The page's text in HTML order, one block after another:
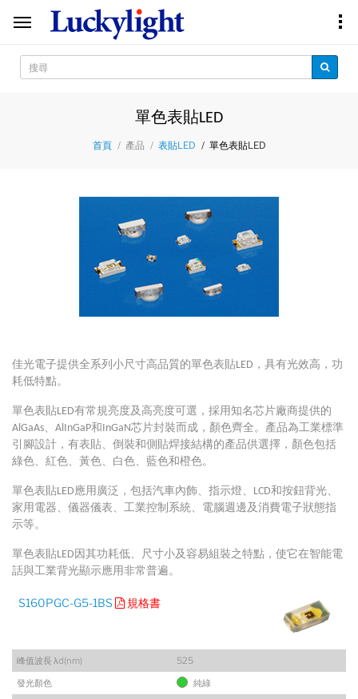
單色表貼LED
首頁 產品 表貼LED 單色表貼LED
佳光電子提供全系列小尺寸高品質的單色表貼LED，具有光效高，功
耗低特點。
單色表貼LED有常規亮度及高亮度可選，採用知名芯片廠商提供的
AlGaAs、AlInGaP和InGaN芯片封裝而成，顏色齊全。產品為工業標準
引腳設計，有表貼、倒裝和側貼焊接結構的產品供選擇，顏色包括
綠色、紅色、黃色、白色、藍色和橙色。
單色表貼LED應用廣泛，包括汽車內飾、指示燈、LCD和按鈕背光、
家用電器、儀器儀表、工業控制系統、電腦週邊及消費電子狀態指
示等。
單色表貼LED因其功耗低、尺寸小及容易組裝之特點，使它在智能電
話與工業背光顯示應用非常普遍。
S160PGC-G5-1BS 規格書
峰值波長 λd(nm)
525
發光顏色
純綠